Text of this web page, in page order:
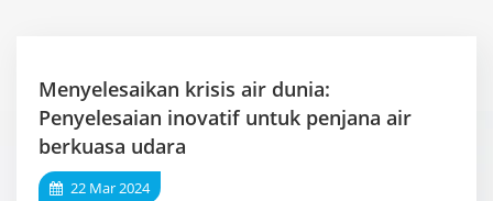
Menyelesaikan krisis air dunia:
Penyelesaian inovatif untuk penjana air
berkuasa udara
22 Mar 2024